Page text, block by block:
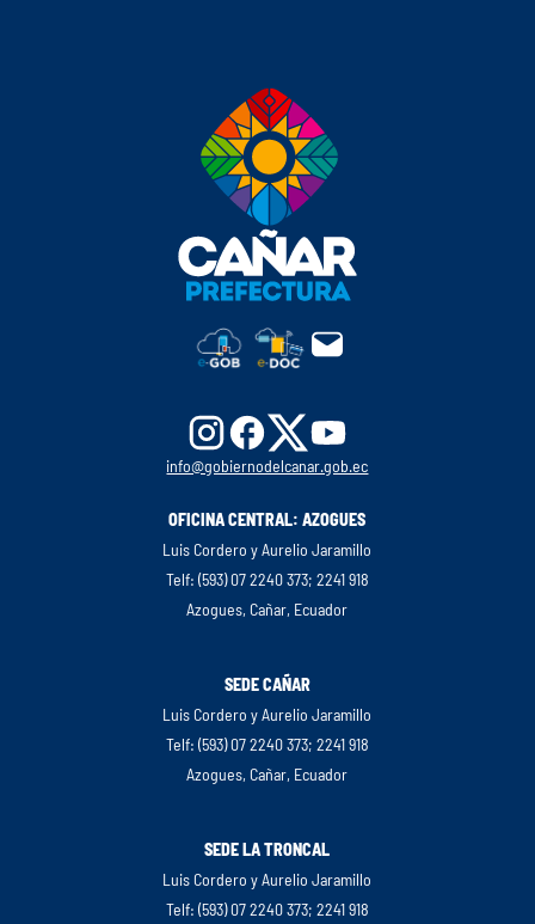
info@gobiernodelcanar.gob.ec
OFICINA CENTRAL: AZOGUES
Luis Cordero y Aurelio Jaramillo
Telf: (593) 07 2240 373; 2241 918
Azogues, Cañar, Ecuador
SEDE CAÑAR
Luis Cordero y Aurelio Jaramillo
Telf: (593) 07 2240 373; 2241 918
Azogues, Cañar, Ecuador
SEDE LA TRONCAL
Luis Cordero y Aurelio Jaramillo
Telf: (593) 07 2240 373; 2241 918